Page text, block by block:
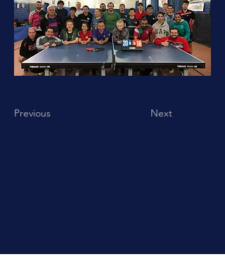
Previous Next